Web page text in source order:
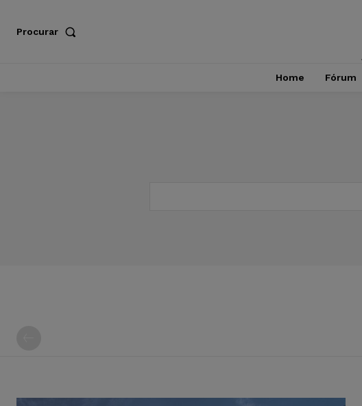
Procurar
Home Fórum